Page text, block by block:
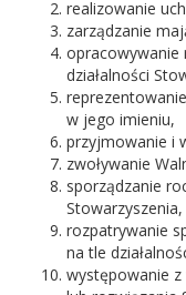
realizowanie
zarządzanie
opracowywanie
działalności
w jego imieniu,
przyjmowanie i
zwoływanie
sporządzanie
Stowarzyszenia,
rozpatrywanie
na tle
występowanie